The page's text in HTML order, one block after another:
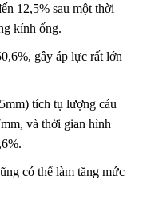
12,5% sau một thời
kính ống.
6%, gây áp lực rất lớn
tích tụ lượng cáu
và thời gian hình
6%.
có thể làm tăng mức